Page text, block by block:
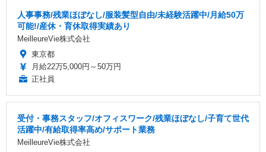
人事事務/残業ほぼなし/服装髪型自由/未経験活躍中/月給50万
可能!/産休・育休取得実績あり
MeilleureVie株式会社
東京都
月給22万5,000円～50万円
正社員
受付・事務スタッフ/オフィスワーク/残業ほぼなし/子育て世代
活躍中/有給取得率高め/サポート業務
MeilleureVie株式会社